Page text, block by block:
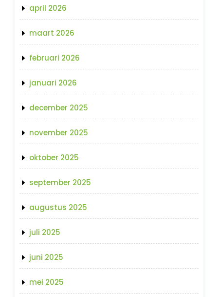
april 2026
maart 2026
februari 2026
januari 2026
december 2025
november 2025
oktober 2025
september 2025
augustus 2025
juli 2025
juni 2025
mei 2025